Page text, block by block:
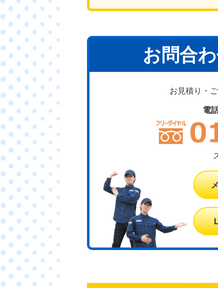
お問合
お見積り・
電